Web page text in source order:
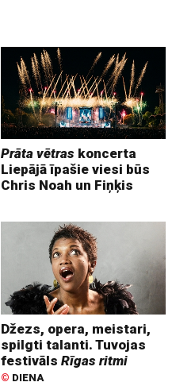
Prāta vētras koncerta
Liepājā īpašie viesi būs
Chris Noah un Fiņķis
Džezs, opera, meistari,
spilgti talanti. Tuvojas
festivālsRīgas ritmi
© DIENA